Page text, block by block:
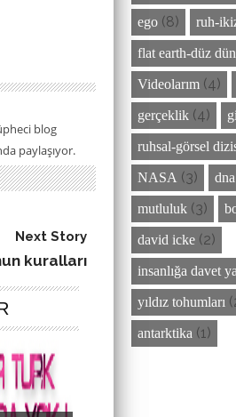
blog
paylaşıyor.
Next Story
kuralları
ego (8) ruh-
flat earth-düz
Videolarım (4)
gerçeklik (4)
ruhsal-görsel
NASA (3) dna
mutluluk (3)
david icke (2)
insanlığa davet
yıldız tohumları
antarktika (1)